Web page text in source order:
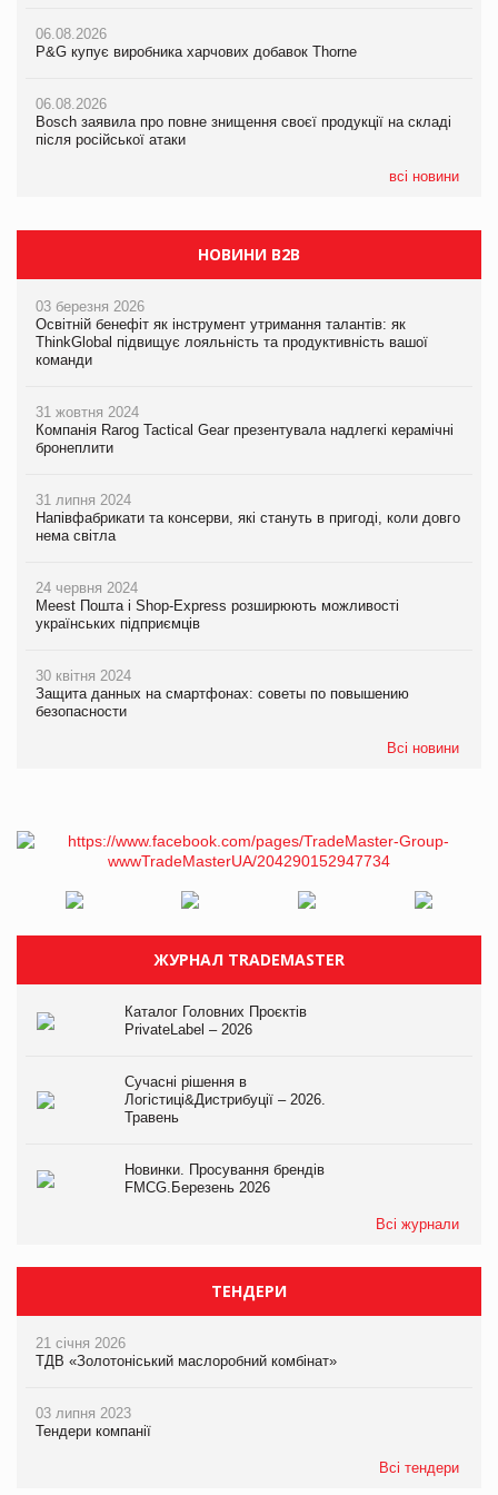
06.08.2026
P&G купує виробника харчових добавок Thorne
06.08.2026
Bosch заявила про повне знищення своєї продукції на складі
після російської атаки
всі новини
06.08.2026
P&G купує виробника харчових добавок Thorne
06.08.2026
Bosch заявила про повне знищення своєї продукції на складі
після російської атаки
06.08.2026
P&G купує виробника харчових добавок Thorne
06.08.2026
Bosch заявила про повне знищення своєї продукції на складі
після російської атаки
НОВИНИ B2B
03 березня 2026
Освітній бенефіт як інструмент утримання талантів: як
ThinkGlobal підвищує лояльність та продуктивність вашої
команди
31 жовтня 2024
Компанія Rarog Tactical Gear презентувала надлегкі керамічні
бронеплити
31 липня 2024
Напівфабрикати та консерви, які стануть в пригоді, коли довго
нема світла
24 червня 2024
Meest Пошта і Shop-Express розширюють можливості
українських підприємців
30 квітня 2024
Защита данных на смартфонах: советы по повышению
безопасности
Всі новини
ЖУРНАЛ TRADEMASTER
Каталог Головних Проєктів
PrivateLabel – 2026
Сучасні рішення в
Логістиці&Дистрибуції – 2026.
Травень
Новинки. Просування брендів
FMCG.Березень 2026
Всі журнали
ТЕНДЕРИ
21 січня 2026
ТДВ «Золотоніський маслоробний комбінат»
03 липня 2023
Тендери компанії
Всі тендери